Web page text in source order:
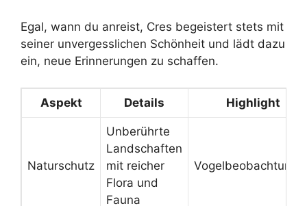
Egal, wann du anreist, Cres begeistert stets mit
seiner unvergesslichen Schönheit und lädt dazu
ein, neue Erinnerungen zu schaffen.
Aspekt Details Highlight
Naturschutz
Unberührte
Landschaften
mit reicher
Flora und
Fauna